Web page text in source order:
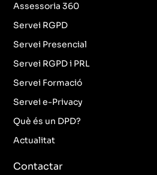
Assessoria 360
Servei RGPD
Servei Presencial
Servei RGPD i PRL
Servei Formació
Servei e-Privacy
Què és un DPD?
Actualitat
Contactar